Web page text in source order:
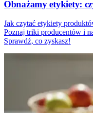
Obnażamy etykiety:
Jak czytać etykiety
Poznaj triki producentów i
Sprawdź, co zyskasz!